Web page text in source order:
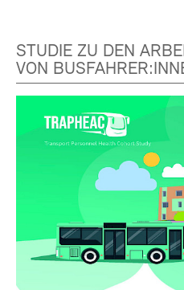
STUDIE ZU DEN
VON